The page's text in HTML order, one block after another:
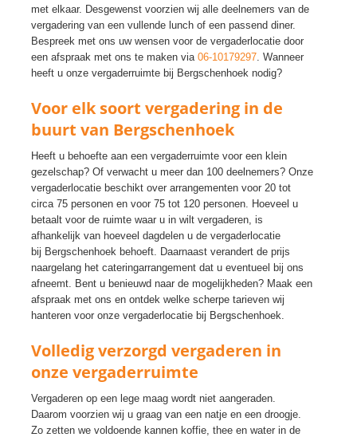
met elkaar. Desgewenst voorzien wij alle deelnemers van de
vergadering van een vullende lunch of een passend diner.
Bespreek met ons uw wensen voor de vergaderlocatie door
een afspraak met ons te maken via 06-10179297. Wanneer
heeft u onze vergaderruimte bij Bergschenhoek nodig?
Voor elk soort vergadering in de
buurt van Bergschenhoek
Heeft u behoefte aan een vergaderruimte voor een klein
gezelschap? Of verwacht u meer dan 100 deelnemers? Onze
vergaderlocatie beschikt over arrangementen voor 20 tot
circa 75 personen en voor 75 tot 120 personen. Hoeveel u
betaalt voor de ruimte waar u in wilt vergaderen, is
afhankelijk van hoeveel dagdelen u de vergaderlocatie
bij Bergschenhoek behoeft. Daarnaast verandert de prijs
naargelang het cateringarrangement dat u eventueel bij ons
afneemt. Bent u benieuwd naar de mogelijkheden? Maak een
afspraak met ons en ontdek welke scherpe tarieven wij
hanteren voor onze vergaderlocatie bij Bergschenhoek.
Volledig verzorgd vergaderen in
onze vergaderruimte
Vergaderen op een lege maag wordt niet aangeraden.
Daarom voorzien wij u graag van een natje en een droogje.
Zo zetten we voldoende kannen koffie, thee en water in de